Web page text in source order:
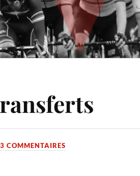
COMMENTAIRES